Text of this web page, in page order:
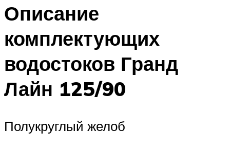
Описание
комплектующих
водостоков Гранд
Лайн 125/90
Полукруглый желоб